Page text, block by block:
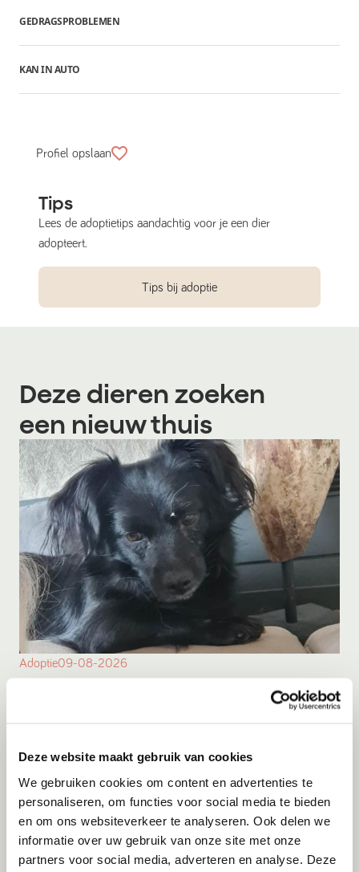
Deze website maakt gebruik van cookies
We gebruiken cookies om content en advertenties te
personaliseren, om functies voor social media te bieden
en om ons websiteverkeer te analyseren. Ook delen we
informatie over uw gebruik van onze site met onze
partners voor social media, adverteren en analyse. Deze
GEDRAGSPROBLEMEN
KAN IN AUTO
Profiel opslaan
Tips
Lees de adoptietips aandachtig voor je een dier
adopteert.
Tips bij adoptie
Deze dieren zoeken
een nieuw thuis
Adoptie09-08-2026